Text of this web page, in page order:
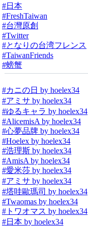
#日本
#FreshTaiwan
#台灣原創
#Twitter
#となりの台湾フレンス
#TaiwanFriends
#螃蟹
#カニの日 by hoelex34
#アミサ by hoelex34
#ゆるキャラ by hoelex34
#AlicemisA by hoelex34
#心夢品牌 by hoelex34
#Hoelex by hoelex34
#浩理斯 by hoelex34
#AmisA by hoelex34
#愛米莎 by hoelex34
#アミサ by hoelex34
#塔哇歐瑪司 by hoelex34
#Twaomas by hoelex34
#トワオマス by hoelex34
#日本 by hoelex34